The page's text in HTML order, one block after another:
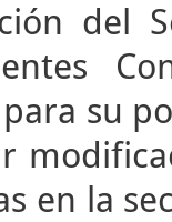
del
su
en la